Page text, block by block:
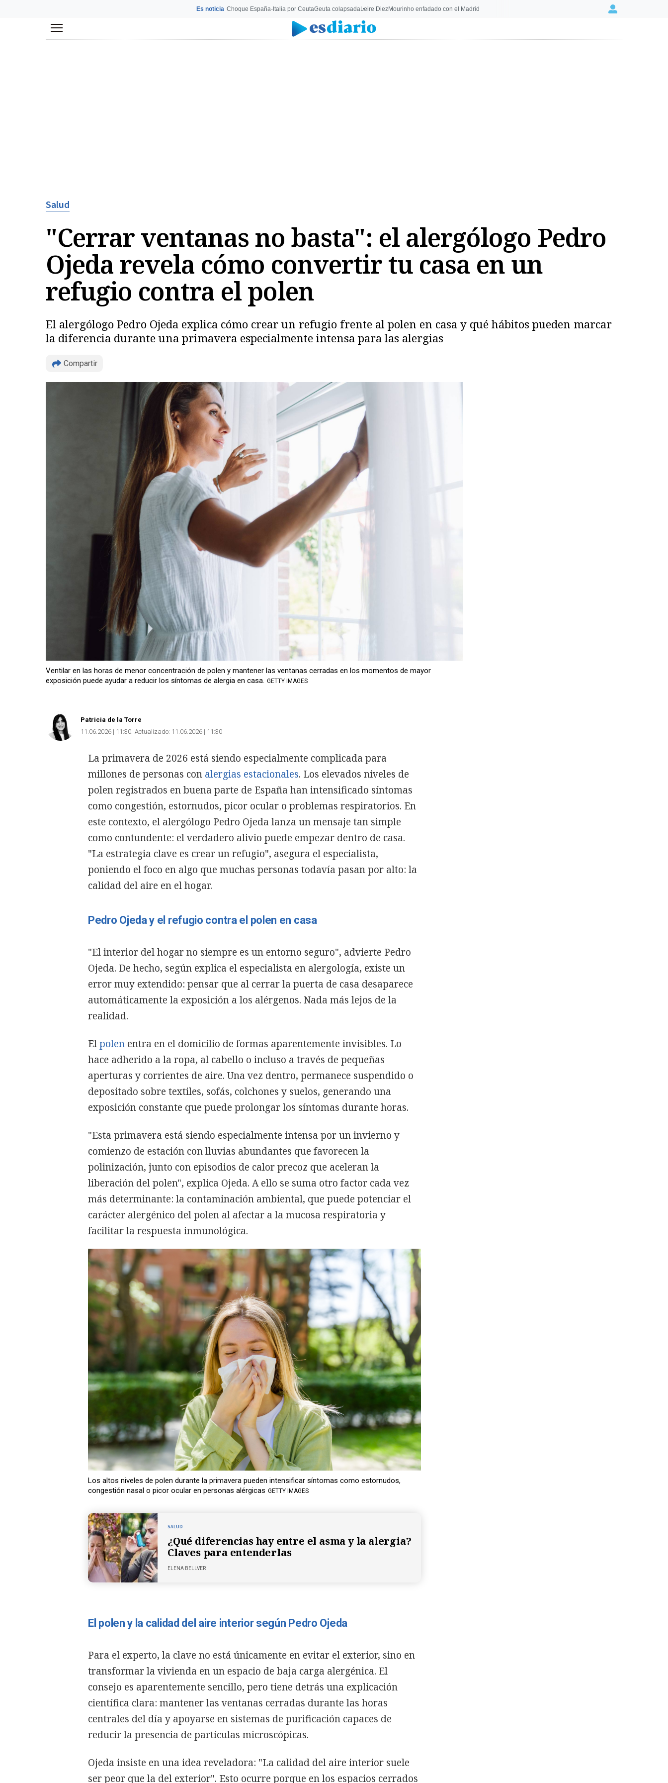
Es noticia Choque España-Italia por CeutaCeuta colapsadaLeire DiezMourinho enfadado con el Madrid Login
Menú
Salud
"Cerrar ventanas no basta": el alergólogo Pedro
Ojeda revela cómo convertir tu casa en un
refugio contra el polen
El alergólogo Pedro Ojeda explica cómo crear un refugio frente al polen en casa y qué hábitos pueden marcar
la diferencia durante una primavera especialmente intensa para las alergias
Compartir
Ventilar en las horas de menor concentración de polen y mantener las ventanas cerradas en los momentos de mayor
exposición puede ayudar a reducir los síntomas de alergia en casa. GETTY IMAGES
Patricia de la Torre
11.06.2026 | 11:30 Actualizado: 11.06.2026 | 11:30
La primavera de 2026 está siendo especialmente complicada para
millones de personas con alergias estacionales. Los elevados niveles de
polen registrados en buena parte de España han intensificado síntomas
como congestión, estornudos, picor ocular o problemas respiratorios. En
este contexto, el alergólogo Pedro Ojeda lanza un mensaje tan simple
como contundente: el verdadero alivio puede empezar dentro de casa.
"La estrategia clave es crear un refugio", asegura el especialista,
poniendo el foco en algo que muchas personas todavía pasan por alto: la
calidad del aire en el hogar.
Pedro Ojeda y el refugio contra el polen en casa
"El interior del hogar no siempre es un entorno seguro", advierte Pedro
Ojeda. De hecho, según explica el especialista en alergología, existe un
error muy extendido: pensar que al cerrar la puerta de casa desaparece
automáticamente la exposición a los alérgenos. Nada más lejos de la
realidad.
Elpolen entra en el domicilio de formas aparentemente invisibles. Lo
hace adherido a la ropa, al cabello o incluso a través de pequeñas
aperturas y corrientes de aire. Una vez dentro, permanece suspendido o
depositado sobre textiles, sofás, colchones y suelos, generando una
exposición constante que puede prolongar los síntomas durante horas.
"Esta primavera está siendo especialmente intensa por un invierno y
comienzo de estación con lluvias abundantes que favorecen la
polinización, junto con episodios de calor precoz que aceleran la
liberación del polen", explica Ojeda. A ello se suma otro factor cada vez
más determinante: la contaminación ambiental, que puede potenciar el
carácter alergénico del polen al afectar a la mucosa respiratoria y
facilitar la respuesta inmunológica.
Los altos niveles de polen durante la primavera pueden intensificar síntomas como estornudos,
congestión nasal o picor ocular en personas alérgicas GETTY IMAGES
SALUD
¿Qué diferencias hay entre el asma y la alergia?
Claves para entenderlas
ELENA BELLVER
El polen y la calidad del aire interior según Pedro Ojeda
Para el experto, la clave no está únicamente en evitar el exterior, sino en
transformar la vivienda en un espacio de baja carga alergénica. El
consejo es aparentemente sencillo, pero tiene detrás una explicación
científica clara: mantener las ventanas cerradas durante las horas
centrales del día y apoyarse en sistemas de purificación capaces de
reducir la presencia de partículas microscópicas.
Ojeda insiste en una idea reveladora: "La calidad del aire interior suele
ser peor que la del exterior". Esto ocurre porque en los espacios cerrados